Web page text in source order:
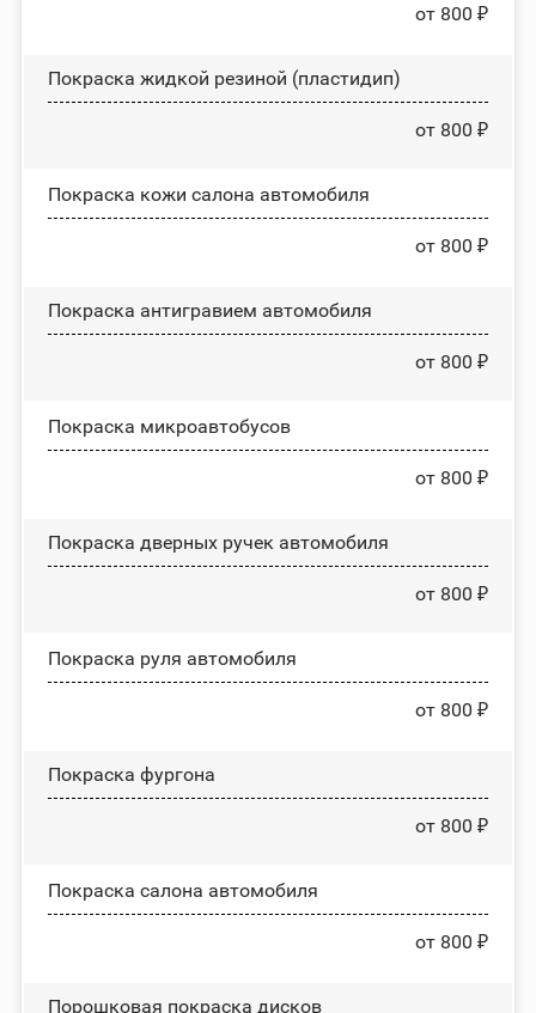
от 800 ₽
Покраска жидкой резиной (пластидип)
от 800 ₽
Покраска кожи салона автомобиля
от 800 ₽
Покраска антигравием автомобиля
от 800 ₽
Покраска микроавтобусов
от 800 ₽
Покраска дверных ручек автомобиля
от 800 ₽
Покраска руля автомобиля
от 800 ₽
Покраска фургона
от 800 ₽
Покраска салона автомобиля
от 800 ₽
Порошковая покраска дисков